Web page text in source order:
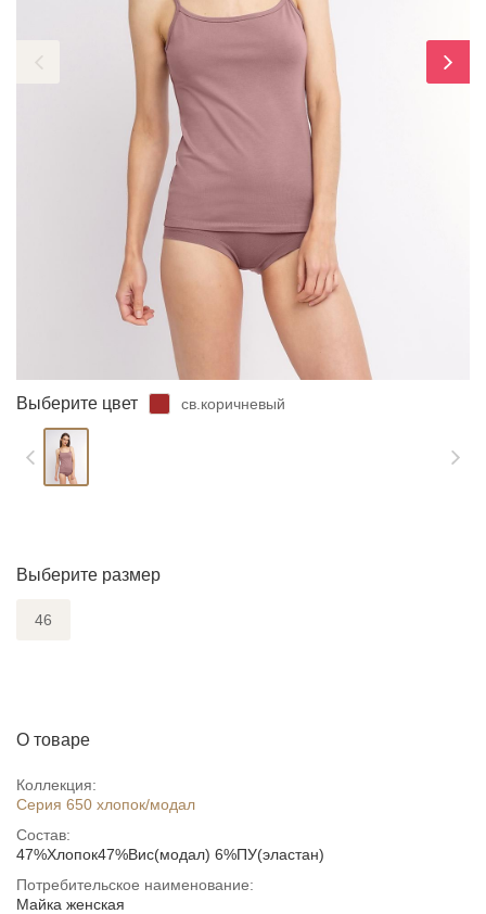
Выберите цвет св.коричневый
Выберите размер
46
О товаре
Коллекция:
Серия 650 хлопок/модал
Состав:
47%Хлопок47%Вис(модал) 6%ПУ(эластан)
Потребительское наименование:
Майка женская